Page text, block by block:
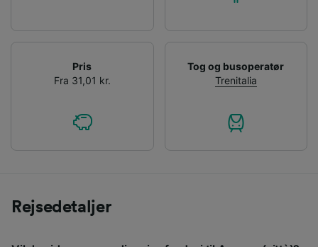
Pris
Fra 31,01 kr.
Tog og busoperatør
Trenitalia
Rejsedetaljer